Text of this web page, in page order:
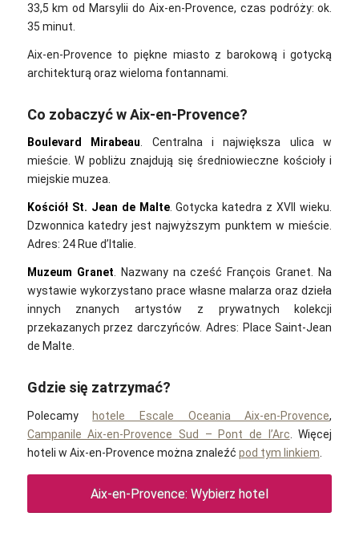
33,5 km od Marsylii do Aix-en-Provence, czas podróży: ok.
35 minut.
Aix-en-Provence to piękne miasto z barokową i gotycką
architekturą oraz wieloma fontannami.
Co zobaczyć w Aix-en-Provence?
Boulevard Mirabeau. Centralna i największa ulica w
mieście. W pobliżu znajdują się średniowieczne kościoły i
miejskie muzea.
Kościół St. Jean de Malte. Gotycka katedra z XVII wieku.
Dzwonnica katedry jest najwyższym punktem w mieście.
Adres: 24 Rue d’Italie.
Muzeum Granet . Nazwany na cześć François Granet. Na
wystawie wykorzystano prace własne malarza oraz dzieła
innych znanych artystów z prywatnych kolekcji
przekazanych przez darczyńców. Adres: Place Saint-Jean
de Malte.
Gdzie się zatrzymać?
Polecamy hotele Escale Oceania Aix-en-Provence,
Campanile Aix-en-Provence Sud – Pont de l’Arc . Więcej
hoteli w Aix-en-Provence można znaleźć pod tym linkiem
Aix-en-Provence: Wybierz hotel